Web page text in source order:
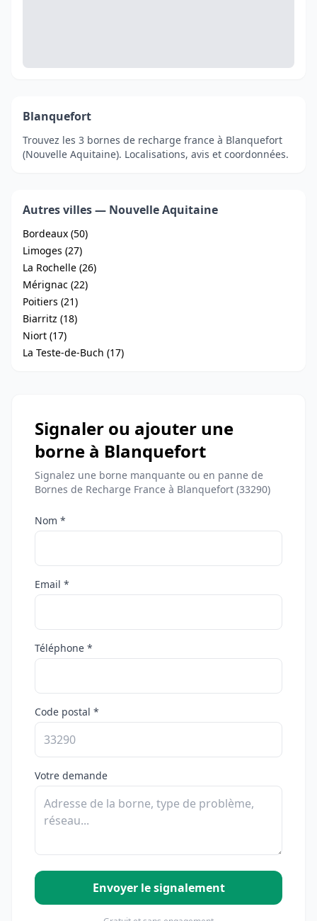
Blanquefort
Trouvez les 3 bornes de recharge france à Blanquefort
(Nouvelle Aquitaine). Localisations, avis et coordonnées.
Autres villes — Nouvelle Aquitaine
Bordeaux (50)
Limoges (27)
La Rochelle (26)
Mérignac (22)
Poitiers (21)
Biarritz (18)
Niort (17)
La Teste-de-Buch (17)
Signaler ou ajouter une
borne à Blanquefort
Signalez une borne manquante ou en panne de
Bornes de Recharge France à Blanquefort (33290)
Nom *
Email *
Téléphone *
Code postal *
Votre demande
Envoyer le signalement